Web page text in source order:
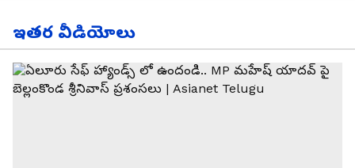
ఇతర వీడియోలు